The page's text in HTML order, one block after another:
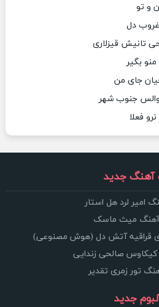
و تو
غروب دل
تانیش قیزلاری
بگیر
جای من
والس جنوب شهر
فعلا
جدید
امیر لرد هل استار
آهنگ میث ماسک
قراقیه آتش دل (هوش مصنوعی)
کیکاوس صالحی زندایی
تور زمری تقدیر
جدید